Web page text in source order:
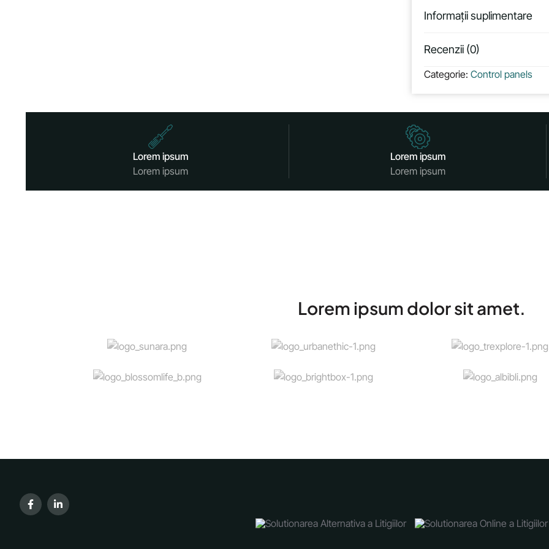
Informații suplimentare
Recenzii (0)
Categorie: Control panels
Lorem ipsum
Lorem ipsum
Lorem ipsum
Lorem ipsum
Lorem ipsum dolor sit amet.